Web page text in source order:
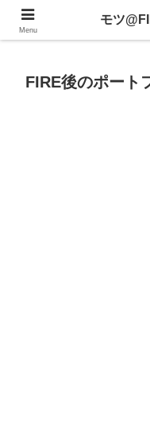
不動産、投資信託、暗
FIRE後のポート
Menu
モツ